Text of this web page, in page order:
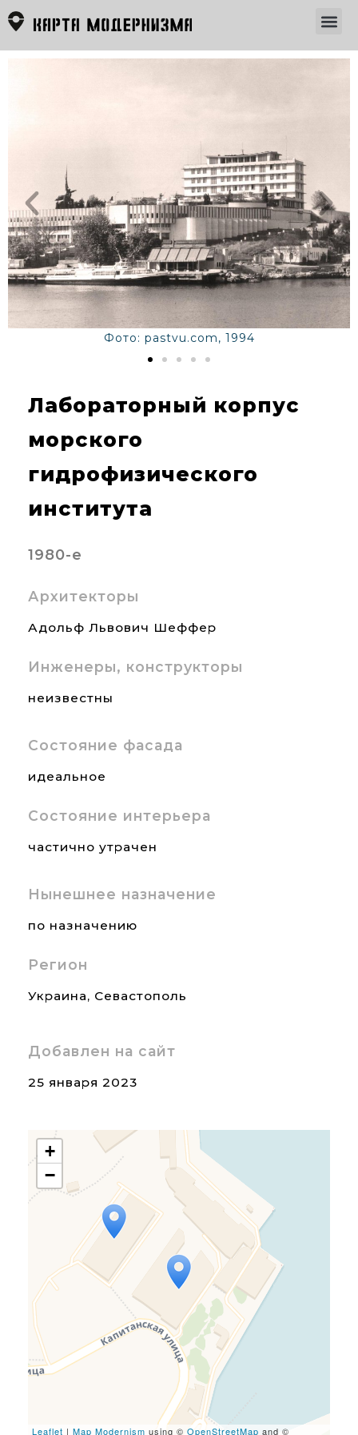
Фото: pastvu.com, 1994
Лабораторный корпус
морского
гидрофизического
института
1980-е
Архитекторы
Адольф Львович Шеффер
Инженеры, конструкторы
неизвестны
Состояние фасада
идеальное
Состояние интерьера
частично утрачен
Нынешнее назначение
по назначению
Регион
Украина, Севастополь
Добавлен на сайт
25 января 2023
Travelers' Map is loading...
If you see this after your
page is loaded completely,
leafletJS files are missing.
+
−
Leaflet | Map Modernism using © OpenStreetMap and ©